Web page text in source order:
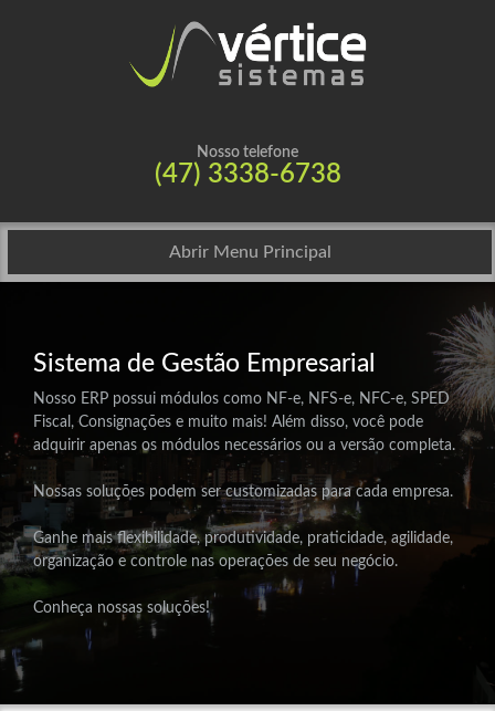
Nosso telefone
(47) 3338-6738
Abrir Menu Principal
Sistema de Gestão Empresarial
Nosso ERP possui módulos como NF-e, NFS-e, NFC-e, SPED
Fiscal, Consignações e muito mais! Além disso, você pode
adquirir apenas os módulos necessários ou a versão completa.
Nossas soluções podem ser customizadas para cada empresa.
Ganhe mais flexibilidade, produtividade, praticidade, agilidade,
organização e controle nas operações de seu negócio.
Conheça nossas soluções!